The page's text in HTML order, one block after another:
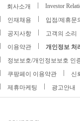
회사소개
Investor
인재채용
입점/제휴문
공지사항
고객의 소리
이용약관
개인정보 처
정보보호/개인정보보호 인
쿠팡페이 이용약관
신
제휴마케팅
광고안내